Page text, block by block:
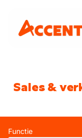
Sales &
Functie